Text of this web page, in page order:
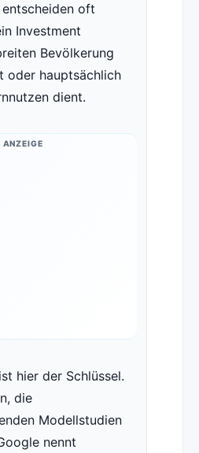
oft
Investment
Bevölkerung
oder hauptsächlich
dient.
ANZEIGE
hier der Schlüssel.
die
Modellstudien
nennt